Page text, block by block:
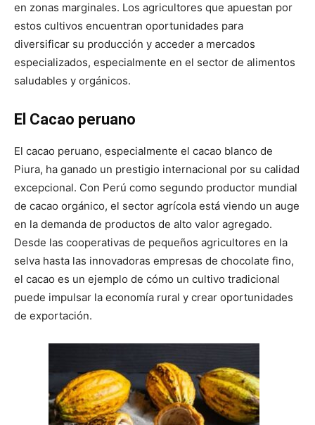
en zonas marginales. Los agricultores que apuestan por
estos cultivos encuentran oportunidades para
diversificar su producción y acceder a mercados
especializados, especialmente en el sector de alimentos
saludables y orgánicos.
El Cacao peruano
El cacao peruano, especialmente el cacao blanco de
Piura, ha ganado un prestigio internacional por su calidad
excepcional. Con Perú como segundo productor mundial
de cacao orgánico, el sector agrícola está viendo un auge
en la demanda de productos de alto valor agregado.
Desde las cooperativas de pequeños agricultores en la
selva hasta las innovadoras empresas de chocolate fino,
el cacao es un ejemplo de cómo un cultivo tradicional
puede impulsar la economía rural y crear oportunidades
de exportación.